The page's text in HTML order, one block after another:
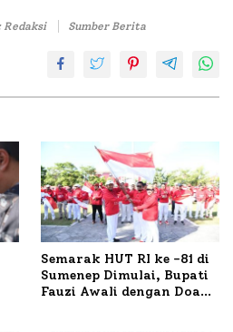
Redaksi Sumber Berita
Semarak HUT RI ke -81 di
Sumenep Dimulai, Bupati
Fauzi Awali dengan Doa